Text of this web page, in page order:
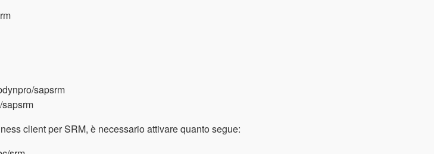
sapsrm
client per SRM, è necessario attivare quanto segue: